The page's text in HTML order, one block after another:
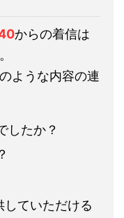
からの着信は
ような内容の連
したか？
していただける